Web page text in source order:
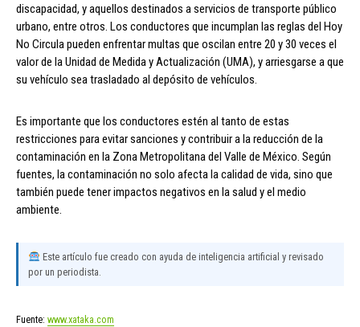
discapacidad, y aquellos destinados a servicios de transporte público
urbano, entre otros. Los conductores que incumplan las reglas del Hoy
No Circula pueden enfrentar multas que oscilan entre 20 y 30 veces el
valor de la Unidad de Medida y Actualización (UMA), y arriesgarse a que
su vehículo sea trasladado al depósito de vehículos.
Es importante que los conductores estén al tanto de estas
restricciones para evitar sanciones y contribuir a la reducción de la
contaminación en la Zona Metropolitana del Valle de México. Según
fuentes, la contaminación no solo afecta la calidad de vida, sino que
también puede tener impactos negativos en la salud y el medio
ambiente.
Este artículo fue creado con ayuda de inteligencia artificial y revisado
por un periodista.
Fuente: www.xataka.com